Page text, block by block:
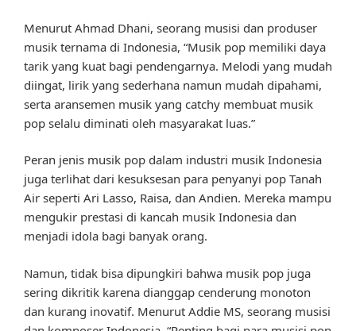
Menurut Ahmad Dhani, seorang musisi dan produser
musik ternama di Indonesia, “Musik pop memiliki daya
tarik yang kuat bagi pendengarnya. Melodi yang mudah
diingat, lirik yang sederhana namun mudah dipahami,
serta aransemen musik yang catchy membuat musik
pop selalu diminati oleh masyarakat luas.”
Peran jenis musik pop dalam industri musik Indonesia
juga terlihat dari kesuksesan para penyanyi pop Tanah
Air seperti Ari Lasso, Raisa, dan Andien. Mereka mampu
mengukir prestasi di kancah musik Indonesia dan
menjadi idola bagi banyak orang.
Namun, tidak bisa dipungkiri bahwa musik pop juga
sering dikritik karena dianggap cenderung monoton
dan kurang inovatif. Menurut Addie MS, seorang musisi